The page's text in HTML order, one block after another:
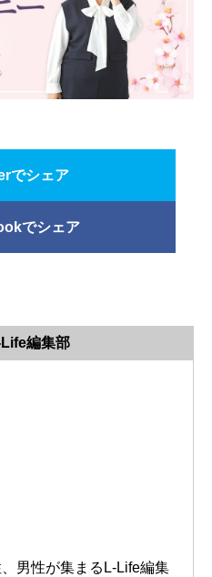
でシェア
でシェア
Life編集部
男性が集まるL-Life編集